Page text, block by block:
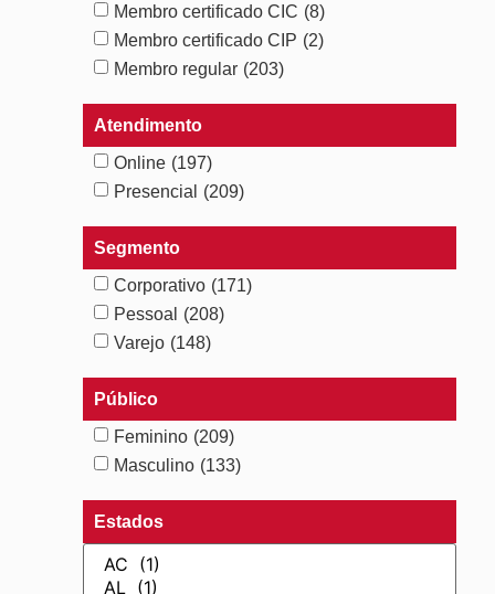
Membro certificado CIC (8)
Membro certificado CIP (2)
Membro regular (203)
Atendimento
Online (197)
Presencial
(209)
Segmento
Corporativo (171)
Pessoal
(208)
Varejo (148)
Público
Feminino (209)
Masculino (133)
Estados